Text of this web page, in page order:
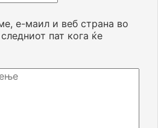
е-маил и веб страна во
пат кога ќе